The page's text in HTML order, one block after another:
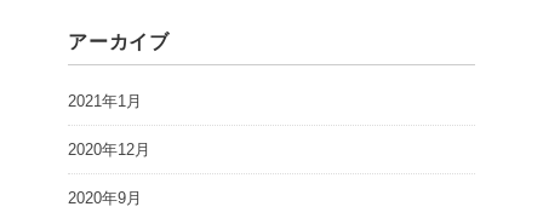
アーカイブ
2021年1月
2020年12月
2020年9月